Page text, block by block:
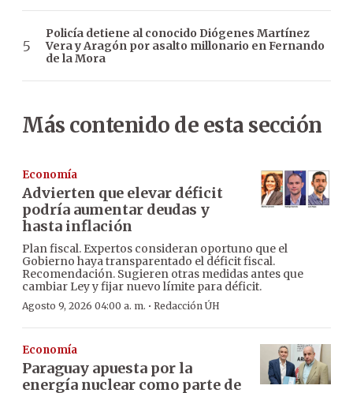
Policía detiene al conocido Diógenes Martínez
Vera y Aragón por asalto millonario en Fernando
de la Mora
Más contenido de esta sección
Economía
Advierten que elevar déficit
podría aumentar deudas y
hasta inflación
Plan fiscal. Expertos consideran oportuno que el
Gobierno haya transparentado el déficit fiscal.
Recomendación. Sugieren otras medidas antes que
cambiar Ley y fijar nuevo límite para déficit.
Agosto 9, 2026 04:00 a. m. · Redacción ÚH
Economía
Paraguay apuesta por la
energía nuclear como parte de